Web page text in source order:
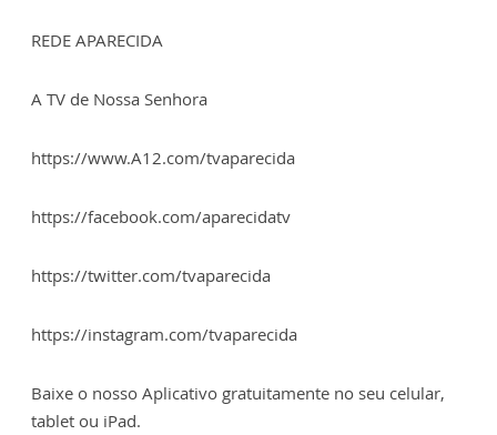
REDE APARECIDA
A TV de Nossa Senhora
https://www.A12.com/tvaparecida
https://facebook.com/aparecidatv
https://twitter.com/tvaparecida
https://instagram.com/tvaparecida
Baixe o nosso Aplicativo gratuitamente no seu celular,
tablet ou iPad.